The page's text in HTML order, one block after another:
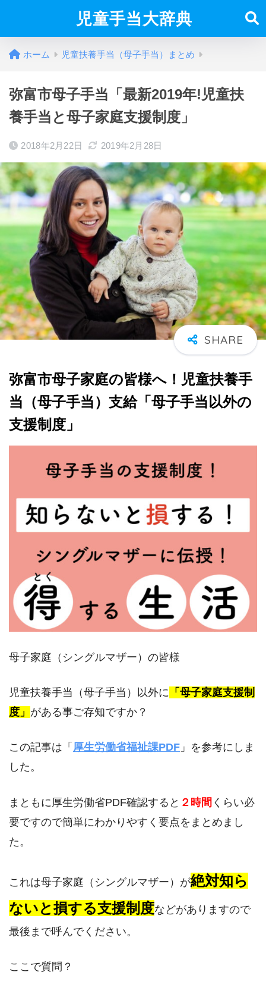
児童手当大辞典
ホーム 児童扶養手当（母子手当）まとめ
弥富市母子手当「最新2019年!児童扶
養手当と母子家庭支援制度」
2018年2月22日 2019年2月28日
弥富市母子家庭の皆様へ！児童扶養手
当（母子手当）支給「母子手当以外の
支援制度」
母子家庭（シングルマザー）の皆様
児童扶養手当（母子手当）以外に 「母子家庭支援制
度」 がある事ご存知ですか？
この記事は「 厚生労働省福祉課PDF 」を参考にしま
した。
まともに厚生労働省PDF確認すると ２時間 くらい必
要ですので簡単にわかりやすく要点をまとめまし
た。
これは母子家庭（シングルマザー）が絶対知ら
ないと損する支援制度などがありますので
最後まで呼んでください。
ここで質問？